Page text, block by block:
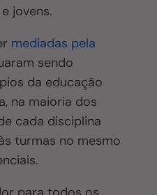
jovens.
mediadas pela
sendo
da educação
na maioria dos
cada disciplina
turmas no mesmo